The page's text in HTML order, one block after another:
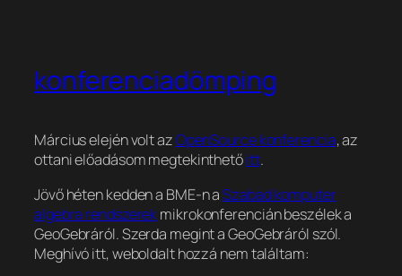
konferenciadömping
Március elején volt azOpenSource konferencia, az
ottani előadásom megtekinthetőitt.
Jövő héten kedden a BME-n aSzabad komputer
algebra rendszerekmikrokonferencián beszélek a
GeoGebráról. Szerda megint a GeoGebráról szól.
Meghívó itt, weboldalt hozzá nem találtam: